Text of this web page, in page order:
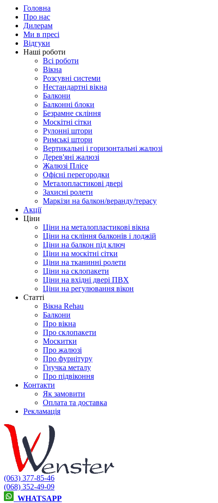
Головна
Про нас
Дилерам
Ми в пресі
Відгуки
Наші роботи
Всі роботи
Вікна
Розсувні системи
Нестандартні вікна
Балкони
Балконні блоки
Безрамне скління
Москітні сітки
Рулонні штори
Римські штори
Вертикальні і горизонтальні жалюзі
Дерев'яні жалюзі
Жалюзі Плісе
Офісні перегородки
Металопластикові двері
Захисні ролети
Маркізи на балкон/веранду/терасу
Акції
Ціни
Ціни на металопластикові вікна
Ціни на скління балконів і лоджій
Ціни на балкон під ключ
Ціни на москітні сітки
Ціни на тканинні ролети
Ціни на склопакети
Ціни на вхідні двері ПВХ
Ціни на регулювання вікон
Cтатті
Вікна Rehau
Балкони
Про вікна
Про склопакети
Москитки
Про жалюзі
Про фурнітуру
Гнучка металу
Про підвіконня
Контакти
Як замовити
Оплата та доставка
Рекламація
(063) 377-85-46
(068) 352-49-09
WHATSAPP